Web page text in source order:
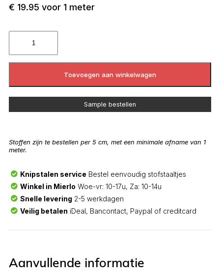
€ 19.95 voor 1 meter
Toevoegen aan winkelwagen
Sample bestellen
Stoffen zijn te bestellen per 5 cm, met een minimale afname van 1
meter.
Knipstalen service Bestel eenvoudig stofstaaltjes
Winkel in Mierlo Woe-vr: 10-17u, Za: 10-14u
Snelle levering 2-5 werkdagen
Veilig betalen iDeal, Bancontact, Paypal of creditcard
Aanvullende informatie